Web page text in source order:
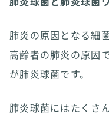
肺炎の原因となる細
高齢者の肺炎の原因
が肺炎球菌です。
肺炎球菌にはたくさ